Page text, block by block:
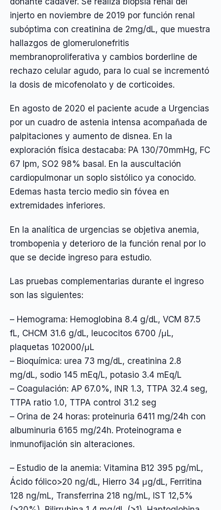
injerto en noviembre de 2019 por función renal
subóptima con creatinina de 2mg/dL, que muestra
hallazgos de glomerulonefritis
membranoproliferativa y cambios borderline de
rechazo celular agudo, para lo cual se incrementó
la dosis de micofenolato y de corticoides.
En agosto de 2020 el paciente acude a Urgencias
por un cuadro de astenia intensa acompañada de
palpitaciones y aumento de disnea. En la
exploración física destacaba: PA 130/70mmHg, FC
67 lpm, SO2 98% basal. En la auscultación
cardiopulmonar un soplo sistólico ya conocido.
Edemas hasta tercio medio sin fóvea en
extremidades inferiores.
En la analítica de urgencias se objetiva anemia,
trombopenia y deterioro de la función renal por lo
que se decide ingreso para estudio.
Las pruebas complementarias durante el ingreso
son las siguientes:
– Hemograma: Hemoglobina 8.4 g/dL, VCM 87.5
fL, CHCM 31.6 g/dL, leucocitos 6700 /μL,
plaquetas 102000/μL
– Bioquímica: urea 73 mg/dL, creatinina 2.8
mg/dL, sodio 145 mEq/L, potasio 3.4 mEq/L
– Coagulación: AP 67.0%, INR 1.3, TTPA 32.4 seg,
TTPA ratio 1.0, TTPA control 31.2 seg
– Orina de 24 horas: proteinuria 6411 mg/24h con
albuminuria 6165 mg/24h. Proteinograma e
inmunofijación sin alteraciones.
– Estudio de la anemia: Vitamina B12 395 pg/mL,
Ácido fólico>20 ng/dL, Hierro 34 μg/dL, Ferritina
128 ng/mL, Transferrina 218 ng/mL, IST 12,5%